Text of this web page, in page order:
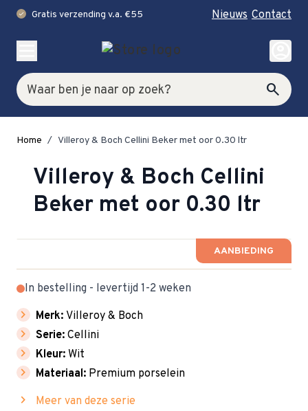
check Gratis verzending v.a. €55 Nieuws Contact
Zoek search
account_circle
Home / Villeroy & Boch Cellini Beker met oor 0.30 ltr
Villeroy & Boch Cellini
Beker met oor 0.30 ltr
AANBIEDING
In bestelling - levertijd 1-2 weken
chevron_right Merk: Villeroy & Boch
chevron_right Serie: Cellini
chevron_right Kleur: Wit
chevron_right Materiaal: Premium porselein
chevron_right Meer van deze serie